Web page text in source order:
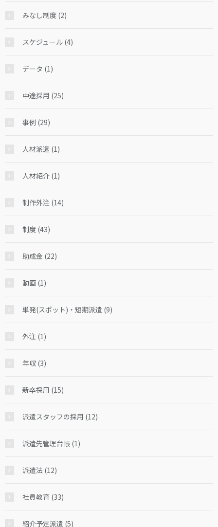
みなし制度 (2)
スケジュール (4)
データ (1)
中途採用 (25)
事例 (29)
人材派遣 (1)
人材紹介 (1)
制作外注 (14)
制度 (43)
助成金 (22)
動画 (1)
単発(スポット)・短期派遣 (9)
外注 (1)
年収 (3)
新卒採用 (15)
派遣スタッフの採用 (12)
派遣先管理台帳 (1)
派遣法 (12)
社員教育 (33)
紹介予定派遣 (5)